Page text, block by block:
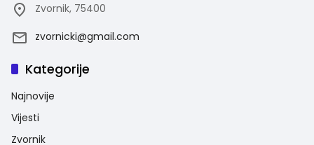
Zvornik, 75400
zvornicki@gmail.com
Kategorije
Najnovije
Vijesti
Zvornik